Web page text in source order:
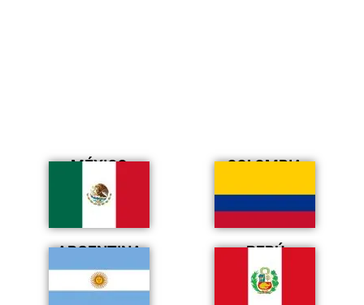
MÉXICO COLOMBIA
ARGENTINA PERÚ